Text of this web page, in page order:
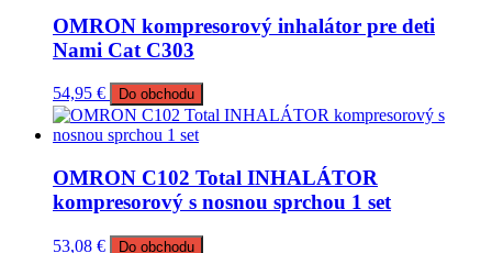
OMRON kompresorový inhalátor pre deti
Nami Cat C303
54,95 € Do obchodu
OMRON C102 Total INHALÁTOR
kompresorový s nosnou sprchou 1 set
53,08 € Do obchodu